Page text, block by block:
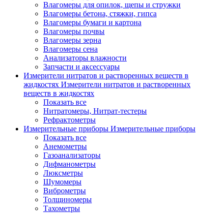
Влагомеры для опилок, щепы и стружки
Влагомеры бетона, стяжки, гипса
Влагомеры бумаги и картона
Влагомеры почвы
Влагомеры зерна
Влагомеры сена
Анализаторы влажности
Запчасти и аксессуары
Измерители нитратов и растворенных веществ в
жидкостях Измерители нитратов и растворенных
веществ в жидкостях
Показать все
Нитратомеры, Нитрат-тестеры
Рефрактометры
Измерительные приборы Измерительные приборы
Показать все
Анемометры
Газоанализаторы
Дифманометры
Люксметры
Шумомеры
Виброметры
Толщиномеры
Тахометры